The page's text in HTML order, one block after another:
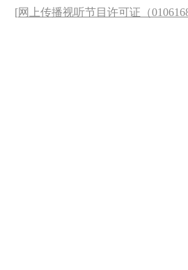
[网上传播视听节目许可证（0106168